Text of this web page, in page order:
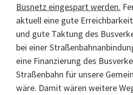
Busnetz eingespart werden.
aktuell eine gute
und gute Taktung des
bei einer
eine Finanzierung des
Straßenbahn für unsere
wäre. Damit wären weitere